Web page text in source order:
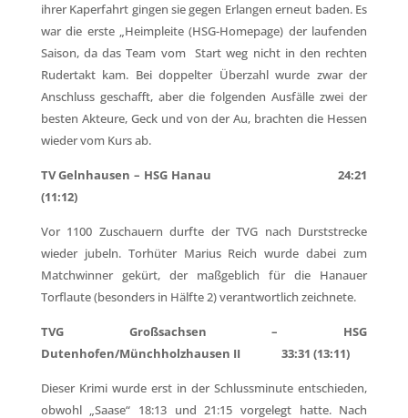
ihrer Kaperfahrt gingen sie gegen Erlangen erneut baden. Es
war die erste „Heimpleite (HSG-Homepage) der laufenden
Saison, da das Team vom Start weg nicht in den rechten
Rudertakt kam. Bei doppelter Überzahl wurde zwar der
Anschluss geschafft, aber die folgenden Ausfälle zwei der
besten Akteure, Geck und von der Au, brachten die Hessen
wieder vom Kurs ab.
TV Gelnhausen – HSG Hanau 24:21
(11:12)
Vor 1100 Zuschauern durfte der TVG nach Durststrecke
wieder jubeln. Torhüter Marius Reich wurde dabei zum
Matchwinner gekürt, der maßgeblich für die Hanauer
Torflaute (besonders in Hälfte 2) verantwortlich zeichnete.
TVG Großsachsen – HSG
Dutenhofen/Münchholzhausen II 33:31 (13:11)
Dieser Krimi wurde erst in der Schlussminute entschieden,
obwohl „Saase“ 18:13 und 21:15 vorgelegt hatte. Nach